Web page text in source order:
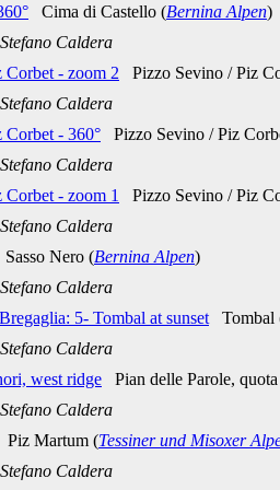
Cima di Castello (Bernina Alpen)
Stefano Caldera
Corbet - zoom 2 Pizzo Sevino / Piz
Stefano Caldera
Corbet - 360° Pizzo Sevino / Piz
Stefano Caldera
- zoom 1
Pizzo Sevino / Piz
Stefano Caldera
Sasso Nero (Bernina Alpen)
Stefano Caldera
5- Tombal at sunset Tombal
Stefano Caldera
west ridge Pian delle Parole,
Stefano Caldera
Piz Martum (Tessiner und Misoxer
Stefano Caldera